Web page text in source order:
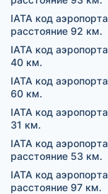
IATA код аэропорта
расстояние 92 км.
IATA код аэропорта
40 км.
IATA код аэропорта
60 км.
IATA код аэропорта
31 км.
IATA код аэропорта
расстояние 53 км.
IATA код аэропорта
расстояние 97 км.